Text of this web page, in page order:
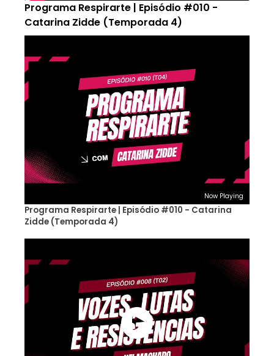
Programa Respirarte | Episódio #010 -
Catarina Zidde (Temporada 4)
Now Playing
Programa Respirarte | Episódio #010 - Catarina
Zidde (Temporada 4)